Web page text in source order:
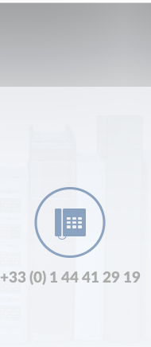
+33 (0) 1 44 41 29 19